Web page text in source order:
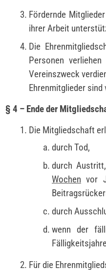
Fördernde
ihrer Arbeit
Die
Personen
Vereinszweck
Ehrenmitglieder
§ 4 – Ende der
Die Mitgliedschaft
durch Tod,
durch
Wochen vor
durch
wenn der
Für die